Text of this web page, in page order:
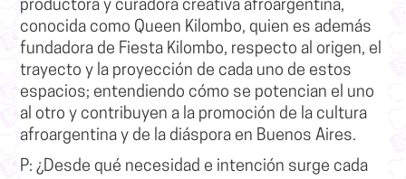
productora y curadora creativa afroargentina,
conocida como Queen Kilombo, quien es además
fundadora de Fiesta Kilombo, respecto al origen, el
trayecto y la proyección de cada uno de estos
espacios; entendiendo cómo se potencian el uno
al otro y contribuyen a la promoción de la cultura
afroargentina y de la diáspora en Buenos Aires.
P: ¿Desde qué necesidad e intención surge cada